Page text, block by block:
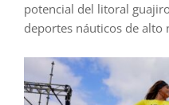
potencial del litoral
deportes náuticos de alto